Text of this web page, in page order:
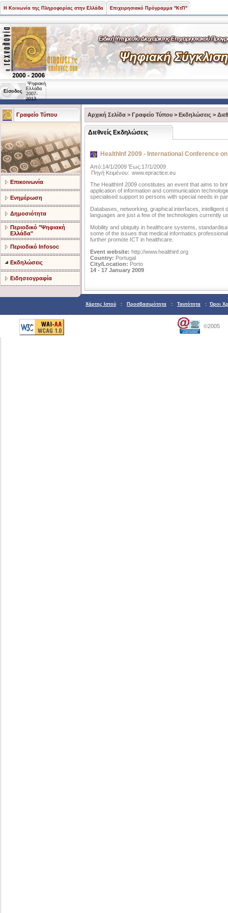
Η Κοινωνία της Πληροφορίας στην Ελλάδα Επιχειρησιακό Πρόγραμμα "ΚτΠ"
Είσοδος
Ψηφιακή
Ελλάδα
2007-
2013
Γραφείο Τύπου
Επικοινωνία
Ενημέρωση
Δημοσιότητα
Περιοδικό "Ψηφιακή
Ελλάδα"
Περιοδικό Infosoc
Εκδηλώσεις
Ειδησεογραφία
Αρχική Σελίδα > Γραφείο Τύπου > Εκδηλώσεις >
Διεθνείς Εκδηλώσεις
HealthInf 2009 - International Conference
Από:14/1/2009 Έως:17/1/2009
Πηγή Κειμένου: www.epractice.eu
The HealthInf 2009 constitutes an event that aims to
application of information and communication
specialised support to persons with special needs in
Databases, networking, graphical interfaces,
languages are just a few of the technologies currently
Mobility and ubiquity in healthcare systems,
some of the issues that medical informatics
further promote ICT in healthcare.
Event website: http://www.healthinf.org
Country: Portugal
City/Location: Porto
14 - 17 January 2009
Χάρτης Ιστού : Προσβασιμότητα : Ταυτότητα : Όροι
©2005